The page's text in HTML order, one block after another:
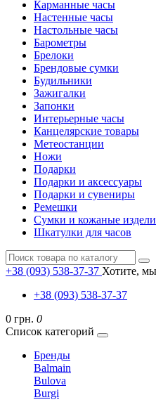
Карманные часы
Настенные часы
Настольные часы
Барометры
Брелоки
Брендовые сумки
Будильники
Зажигалки
Запонки
Интерьерные часы
Канцелярские товары
Метеостанции
Ножи
Подарки
Подарки и аксессуары
Подарки и сувениры
Ремешки
Сумки и кожаные
Шкатулки для часов
+38 (093) 538-37-37 Хотите,
+38 (093) 538-37-37
0 грн. 0
Список категорий
Бренды
Balmain
Bulova
Burgi